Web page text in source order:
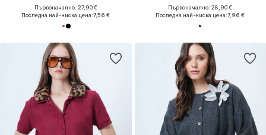
Първоначално: 27,90 €
Последна най-ниска цена:7,56 €
Първоначално: 28,90 €
Последна най-ниска цена:7,96 €